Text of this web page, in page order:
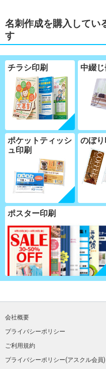
名刺作成を購入してい
す
チラシ印刷 中綴
ポケットティッシ
ュ印刷
のぼり
ポスター印刷
会社概要
プライバシーポリシー
ご利用規約
プライバシーポリシー(アスクル会員)